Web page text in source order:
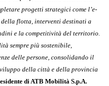
progetti strategici come l’e-
flotta, interventi destinati a
e la competitività del territorio.
sempre più sostenibile,
delle persone, consolidando il
della città e della provincia
di ATB Mobilità S.p.A.